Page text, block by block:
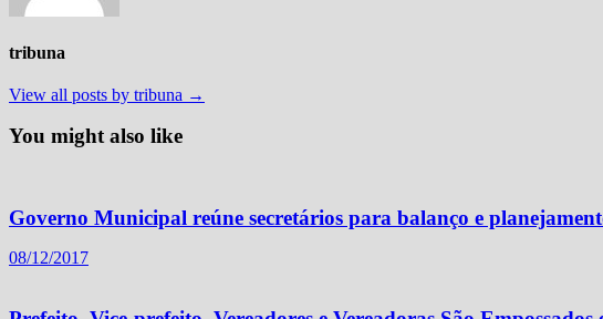
tribuna
View all posts by tribuna →
You might also like
Governo Municipal reúne secretários para balanço e
08/12/2017